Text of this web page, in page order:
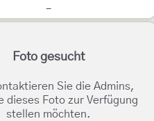
-
Foto gesucht
Sie die Admins,
dieses Foto zur Verfügung
stellen möchten.